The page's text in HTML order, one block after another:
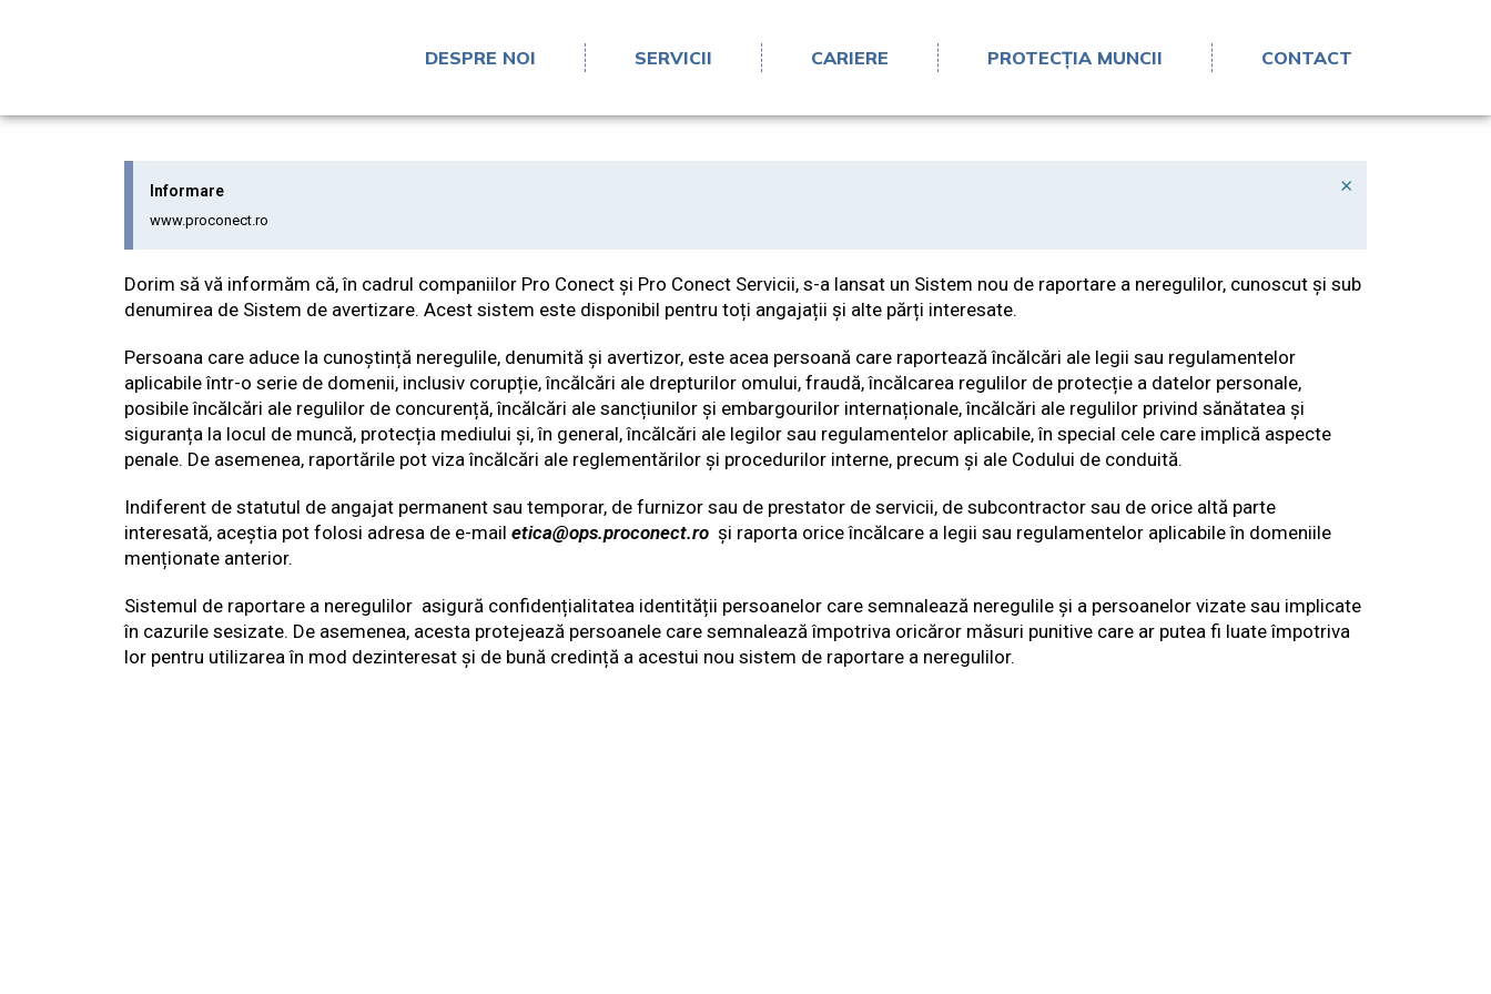
DESPRE NOI SERVICII CARIERE PROTECȚIA MUNCII CONTACT
Informare
www.proconect.ro
×
Dorim să vă informăm că, în cadrul companiilor Pro Conect și Pro Conect Servicii, s-a lansat un Sistem nou de raportare a neregulilor, cunoscut și sub
denumirea de Sistem de avertizare. Acest sistem este disponibil pentru toți angajații și alte părți interesate.
Persoana care aduce la cunoștință neregulile, denumită și avertizor, este acea persoană care raportează încălcări ale legii sau regulamentelor
aplicabile într-o serie de domenii, inclusiv corupție, încălcări ale drepturilor omului, fraudă, încălcarea regulilor de protecție a datelor personale,
posibile încălcări ale regulilor de concurență, încălcări ale sancțiunilor și embargourilor internaționale, încălcări ale regulilor privind sănătatea și
siguranța la locul de muncă, protecția mediului și, în general, încălcări ale legilor sau regulamentelor aplicabile, în special cele care implică aspecte
penale. De asemenea, raportările pot viza încălcări ale reglementărilor și procedurilor interne, precum și ale Codului de conduită.
Indiferent de statutul de angajat permanent sau temporar, de furnizor sau de prestator de servicii, de subcontractor sau de orice altă parte
interesată, aceștia pot folosi adresa de e-mail etica@ops.proconect.ro și raporta orice încălcare a legii sau regulamentelor aplicabile în domeniile
menționate anterior.
Sistemul de raportare a neregulilor asigură confidențialitatea identității persoanelor care semnalează neregulile și a persoanelor vizate sau implicate
în cazurile sesizate. De asemenea, acesta protejează persoanele care semnalează împotriva oricăror măsuri punitive care ar putea fi luate împotriva
lor pentru utilizarea în mod dezinteresat și de bună credință a acestui nou sistem de raportare a neregulilor.